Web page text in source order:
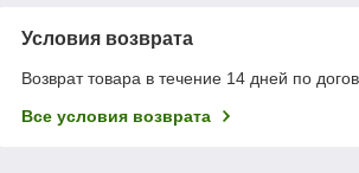
Условия возврата
Возврат товара в течение 14 дней по
Все условия возврата